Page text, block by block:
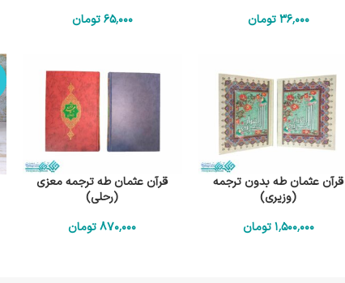
36٬000 تومان 65٬000تومان
قرآن عثمان طه بدون ترجمه
(وزیری)
1٬500٬000 تومان
قرآن عثمان طه ترجمه معزی
(رحلی)
870٬000 تومان